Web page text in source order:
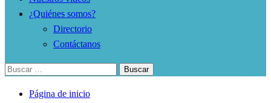
¿Quiénes somos?
Directorio
Contáctanos
Buscar:
Página de inicio